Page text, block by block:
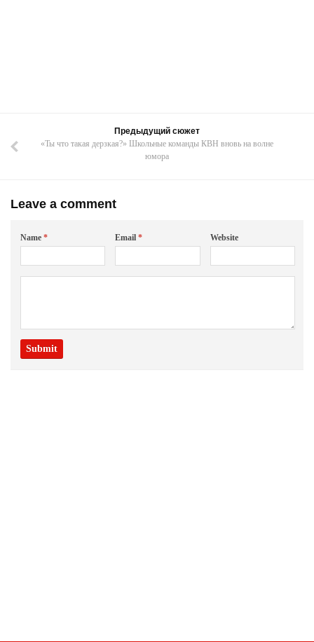
Предыдущий сюжет
«Ты что такая дерзкая?» Школьные команды КВН вновь на волне
юмора
Leave a comment
Name * Email* Website